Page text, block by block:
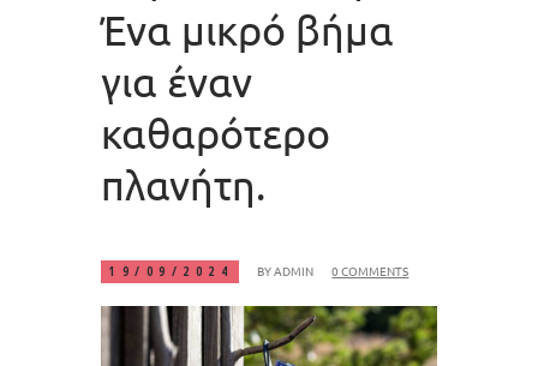
Ένα μικρό βήμα
για έναν
καθαρότερο
πλανήτη.
19/09/2024 BYADMIN 0 COMMENTS